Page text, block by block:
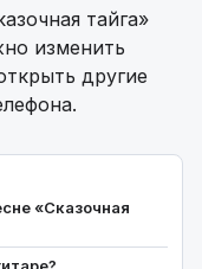
тайга»
изменить
другие
«Сказочная